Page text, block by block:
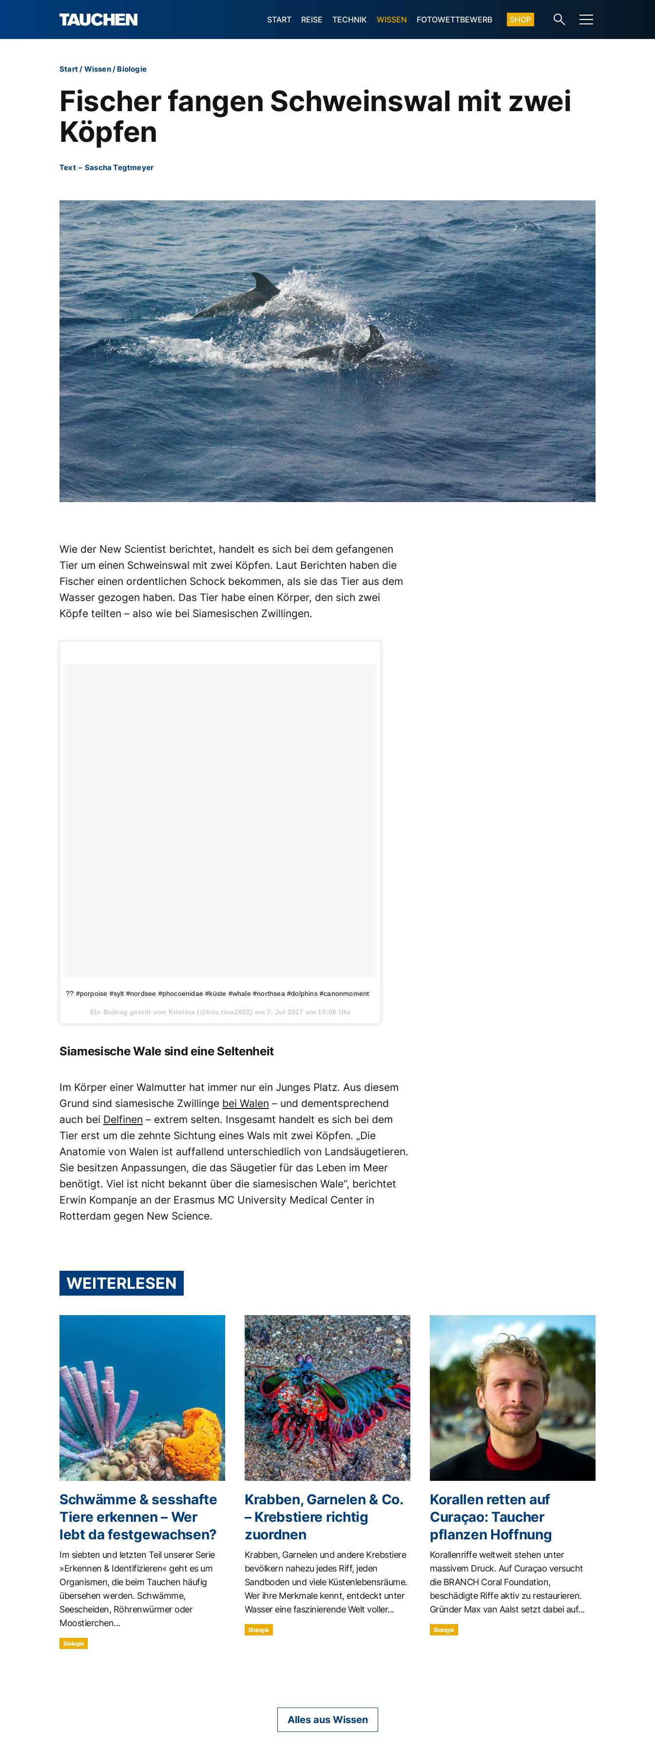
START REISE TECHNIK WISSEN FOTOWETTBEWERB SHOP
Start/ Wissen/ Biologie
Fischer fangen Schweinswal mit zwei
Köpfen
Text – Sascha Tegtmeyer
Wie der New Scientist berichtet, handelt es sich bei dem gefangenen
Tier um einen Schweinswal mit zwei Köpfen. Laut Berichten haben die
Fischer einen ordentlichen Schock bekommen, als sie das Tier aus dem
Wasser gezogen haben. Das Tier habe einen Körper, den sich zwei
Köpfe teilten – also wie bei Siamesischen Zwillingen.
?? #porpoise #sylt #nordsee #phocoenidae #küste #whale #northsea #dolphins #canonmoment
Ein Beitrag geteilt von Kristina (@kris.tina2802) am 7. Jul 2017 um 10:06 Uhr
Siamesische Wale sind eine Seltenheit
Im Körper einer Walmutter hat immer nur ein Junges Platz. Aus diesem
Grund sind siamesische Zwillinge bei Walen – und dementsprechend
auch bei Delfinen – extrem selten. Insgesamt handelt es sich bei dem
Tier erst um die zehnte Sichtung eines Wals mit zwei Köpfen. „Die
Anatomie von Walen ist auffallend unterschiedlich von Landsäugetieren.
Sie besitzen Anpassungen, die das Säugetier für das Leben im Meer
benötigt. Viel ist nicht bekannt über die siamesischen Wale“, berichtet
Erwin Kompanje an der Erasmus MC University Medical Center in
Rotterdam gegen New Science.
WEITERLESEN
Schwämme & sesshafte
Tiere erkennen – Wer
lebt da festgewachsen?
Im siebten und letzten Teil unserer Serie
»Erkennen & Identifizieren« geht es um
Organismen, die beim Tauchen häufig
übersehen werden. Schwämme,
Seescheiden, Röhrenwürmer oder
Moostierchen...
Biologie
Krabben, Garnelen & Co.
– Krebstiere richtig
zuordnen
Krabben, Garnelen und andere Krebstiere
bevölkern nahezu jedes Riff, jeden
Sandboden und viele Küstenlebensräume.
Wer ihre Merkmale kennt, entdeckt unter
Wasser eine faszinierende Welt voller...
Biologie
Korallen retten auf
Curaçao: Taucher
pflanzen Hoffnung
Korallenriffe weltweit stehen unter
massivem Druck. Auf Curaçao versucht
die BRANCH Coral Foundation,
beschädigte Riffe aktiv zu restaurieren.
Gründer Max van Aalst setzt dabei auf...
Biologie
Alles aus Wissen